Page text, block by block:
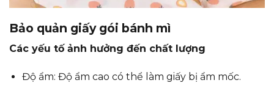
Bảo quản giấy gói bánh mì
Các yếu tố ảnh hưởng đến chất lượng
Độ ẩm: Độ ẩm cao có thể làm giấy bị ẩm mốc.